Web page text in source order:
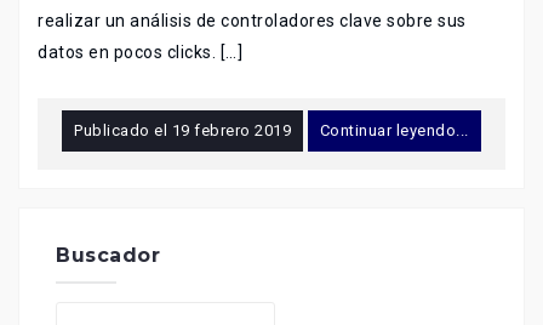
realizar un análisis de controladores clave sobre sus
datos en pocos clicks. […]
Publicado el 19 febrero 2019 Continuar leyendo...
Buscador